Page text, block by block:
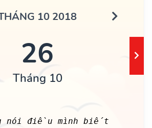
10 2018
26
Tháng 10
nói điều mình biết